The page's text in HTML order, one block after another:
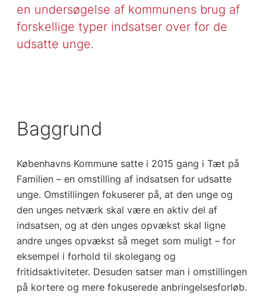
en undersøgelse af kommunens brug af
forskellige typer indsatser over for de
udsatte unge.
Baggrund
Københavns Kommune satte i 2015 gang i Tæt på
Familien – en omstilling af indsatsen for udsatte
unge. Omstillingen fokuserer på, at den unge og
den unges netværk skal være en aktiv del af
indsatsen, og at den unges opvækst skal ligne
andre unges opvækst så meget som muligt – for
eksempel i forhold til skolegang og
fritidsaktiviteter. Desuden satser man i omstillingen
på kortere og mere fokuserede anbringelsesforløb.